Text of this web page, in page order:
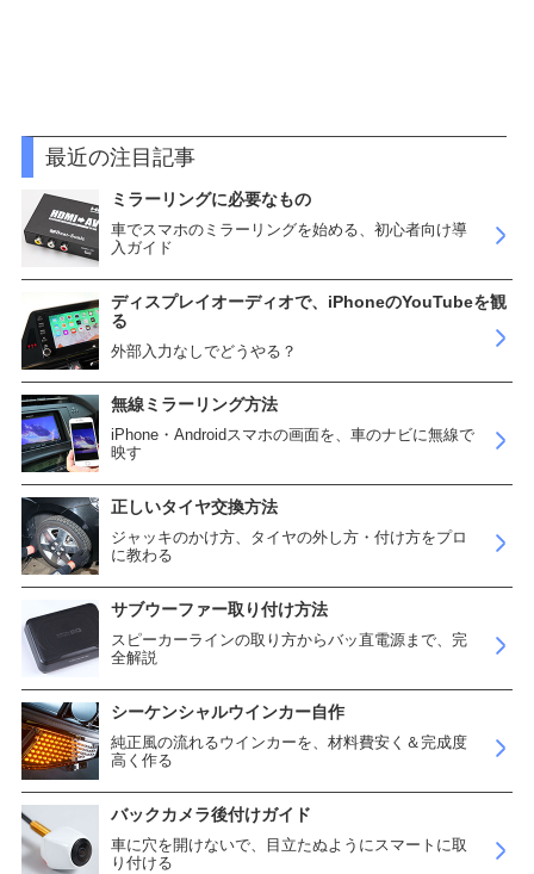
最近の注目記事
ミラーリングに必要なもの
車でスマホのミラーリングを始める、初心者向け導
入ガイド
ディスプレイオーディオで、iPhoneのYouTubeを観
る
外部入力なしでどうやる？
無線ミラーリング方法
iPhone・Androidスマホの画面を、車のナビに無線で
映す
正しいタイヤ交換方法
ジャッキのかけ方、タイヤの外し方・付け方をプロ
に教わる
サブウーファー取り付け方法
スピーカーラインの取り方からバッ直電源まで、完
全解説
シーケンシャルウインカー自作
純正風の流れるウインカーを、材料費安く＆完成度
高く作る
バックカメラ後付けガイド
車に穴を開けないで、目立たぬようにスマートに取
り付ける